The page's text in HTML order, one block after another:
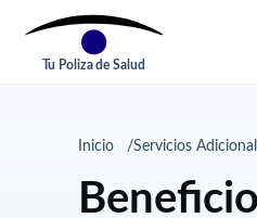
Tu Poliza de Salud
Inicio Servicios